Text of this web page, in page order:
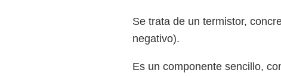
Se trata de un termistor,
negativo).
Es un componente sencillo,